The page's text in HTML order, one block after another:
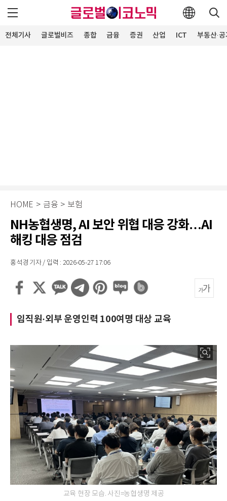
전체기사 글로벌비즈 종합 금융 증권 산업 ICT 부동산·
HOME > 금융 > 보험
NH농협생명, AI 보안 위협 대응 강화…AI
해킹 대응 점검
홍석경 기자 / 입력 : 2026-05-27 17:06
임직원·외부 운영인력 100여명 대상 교육
교육 현장 모습. 사진=농협생명 제공